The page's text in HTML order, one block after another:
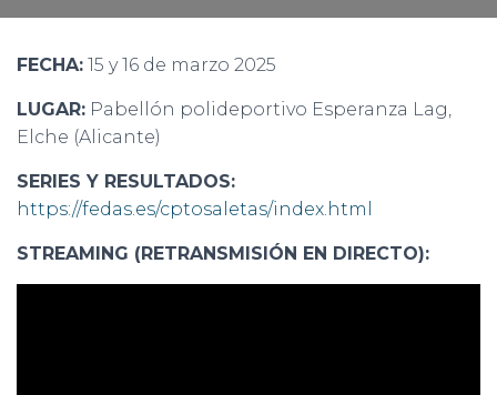
FECHA: 15 y 16 de marzo 2025
LUGAR: Pabellón polideportivo Esperanza Lag,
Elche (Alicante)
SERIES Y RESULTADOS:
https://fedas.es/cptosaletas/index.html
STREAMING (RETRANSMISIÓN EN DIRECTO):